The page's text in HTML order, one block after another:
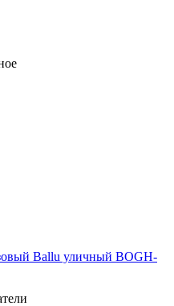
Ballu уличный BOGH-